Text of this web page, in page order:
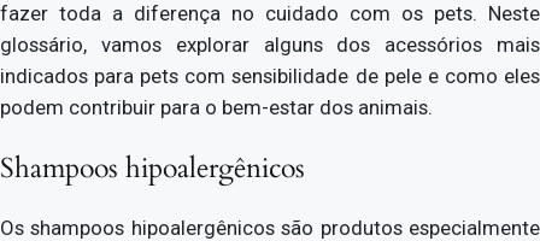
fazer toda a diferença no cuidado com os pets. Neste
glossário, vamos explorar alguns dos acessórios mais
indicados para pets com sensibilidade de pele e como eles
podem contribuir para o bem-estar dos animais.
Shampoos hipoalergênicos
Os shampoos hipoalergênicos são produtos especialmente